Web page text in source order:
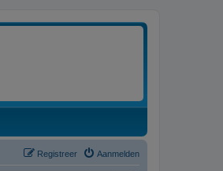
Aanmelden
Registreer